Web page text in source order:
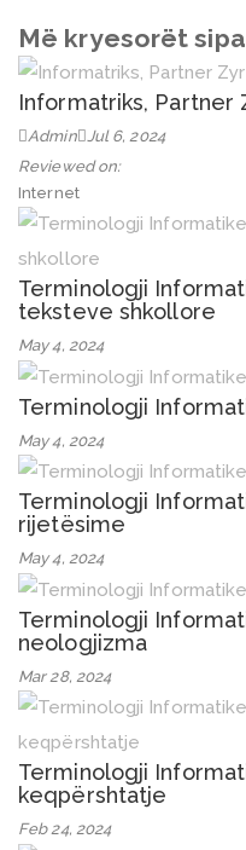
Më kryesorët
Informatriks, Partner
Admin Jul 6, 2024
Reviewed on:
Internet
Terminologji
teksteve shkollore
May 4, 2024
Terminologji
May 4, 2024
Terminologji
rijetësime
May 4, 2024
Terminologji
neologjizma
Mar 28, 2024
Terminologji
keqpërshtatje
Feb 24, 2024